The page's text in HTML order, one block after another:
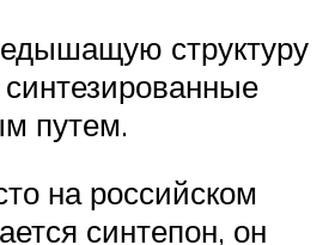
структуру
путем.
на российском
синтепон, он